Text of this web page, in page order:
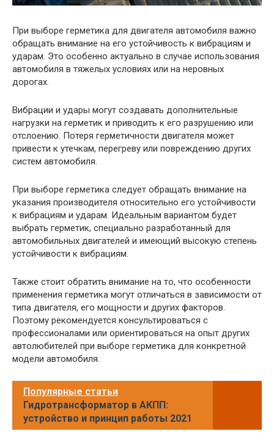
При выборе герметика для двигателя автомобиля важно
обращать внимание на его устойчивость к вибрациям и
ударам. Это особенно актуально в случае использования
автомобиля в тяжелых условиях или на неровных
дорогах.
Вибрации и удары могут создавать дополнительные
нагрузки на герметик и приводить к его разрушению или
отслоению. Потеря герметичности двигателя может
привести к утечкам, перегреву или повреждению других
систем автомобиля.
При выборе герметика следует обращать внимание на
указания производителя относительно его устойчивости
к вибрациям и ударам. Идеальным вариантом будет
выбрать герметик, специально разработанный для
автомобильных двигателей и имеющий высокую степень
устойчивости к вибрациям.
Также стоит обратить внимание на то, что особенности
применения герметика могут отличаться в зависимости от
типа двигателя, его мощности и других факторов.
Поэтому рекомендуется консультироваться с
профессионалами или ориентироваться на опыт других
автолюбителей при выборе герметика для конкретной
модели автомобиля.
Популярные статьи
Гидротрансформатор в АКПП:
устройство и принцип работы 2021